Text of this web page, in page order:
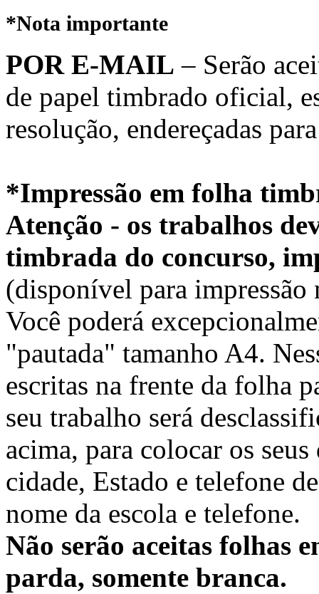
*Nota importante
POR E-MAIL – Serão
de papel timbrado oficial,
resolução, endereçadas
*Impressão em folha
Atenção - os trabalhos
timbrada do concurso,
(disponível para
Você poderá
"pautada" tamanho A4.
escritas na frente da folha
seu trabalho será
acima, para colocar os
cidade, Estado e telefone
nome da escola e telefone.
Não serão aceitas folhas
parda, somente branca.